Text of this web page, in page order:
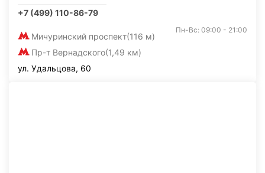
+7 (499) 110-86-79
Мичуринский проспект(116 м)
Пр-т Вернадского(1,49 км)
Пн-Вс: 09:00 - 21:00
ул. Удальцова, 60